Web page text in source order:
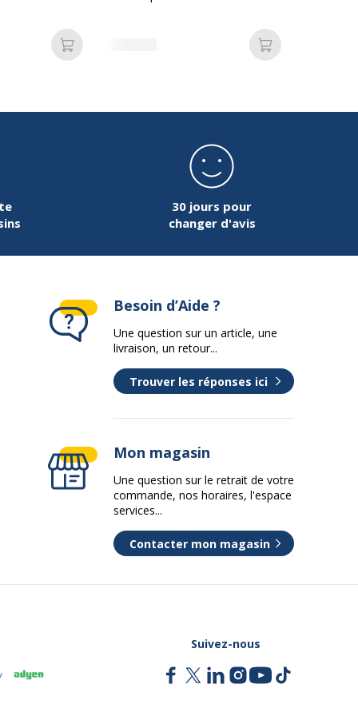
Ajouter au panier Ajouter au
30 jours pour
changer d'avis
Besoin d’Aide ?
Une question sur un article, une
livraison, un retour...
Trouver les réponses ici
Mon magasin
Une question sur le retrait de votre
commande, nos horaires, l'espace
services...
Contacter mon magasin
Suivez-nous